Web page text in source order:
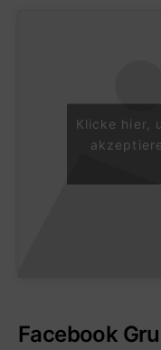
Klicke hier,
Facebook